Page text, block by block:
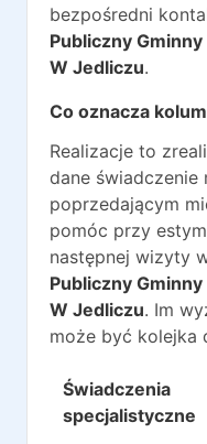
bezpośredni
Publiczny
W Jedliczu.
Co oznacza
Realizacje to
dane świadczenie
poprzedającym
pomóc przy
następnej wizyty
Publiczny
W Jedliczu. Im
może być kolejka
Świadczenia
specjalistyczne